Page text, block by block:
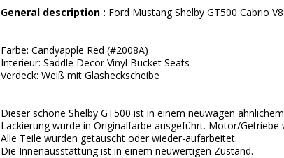
General description : Ford Mustang Shelby GT500 Cabrio
Farbe: Candyapple Red (#2008A)
Interieur: Saddle Decor Vinyl Bucket Seats
Verdeck: Weiß mit Glasheckscheibe
Dieser schöne Shelby GT500 ist in einem neuwagen
Lackierung wurde in Originalfarbe ausgeführt. Motor/
Alle Teile wurden getauscht oder wieder-aufarbeitet.
Die Innenausstattung ist in einem neuwertigen Zustand.